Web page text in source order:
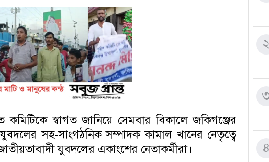
স্বাগত জানিয়ে সেমবার বিকালে জকিগঞ্জের
সহ-সাংগঠনিক সম্পাদক কামাল খানের নেতৃত্বে
যুবদলের একাংশের নেতাকর্মীরা।
২
৪